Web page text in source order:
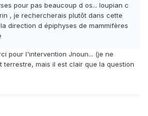
pour pas beaucoup d os... loupian c
, je rechercherais plutôt dans cette
direction d épiphyses de mammifères
pour l'intervention Jnoun... (je ne
terrestre, mais il est clair que la question